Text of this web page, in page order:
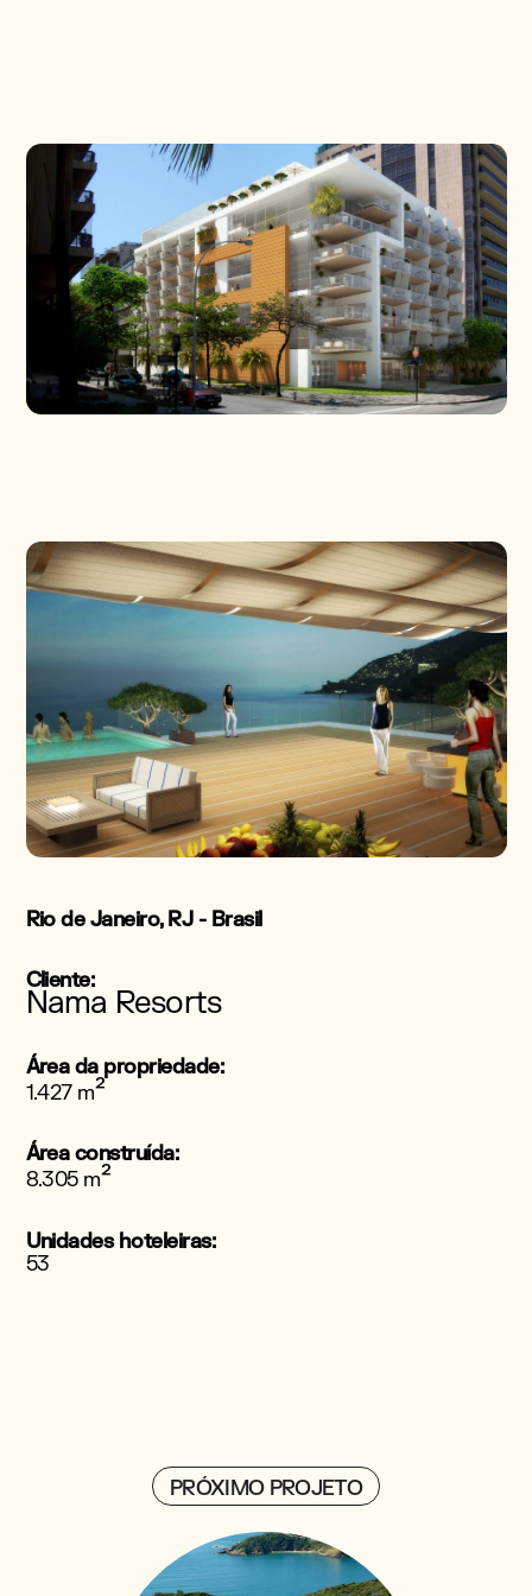
CONTATO
Rio de Janeiro, RJ - Brasil
Cliente:
Nama Resorts
Área da propriedade:
1.427 m²
Área construída:
8.305 m²
Unidades hoteleiras:
53
PRÓXIMO PROJETO